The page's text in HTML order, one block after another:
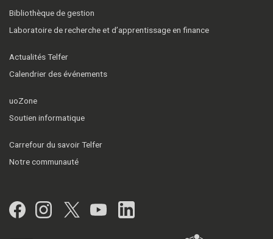
Bibliothèque de gestion
Laboratoire de recherche et d’apprentissage en finance
Actualités Telfer
Calendrier des événements
uoZone
Soutien informatique
Carrefour du savoir Telfer
Notre communauté
Facebook
Instagram
Twitter
YouTubeLinkedIn